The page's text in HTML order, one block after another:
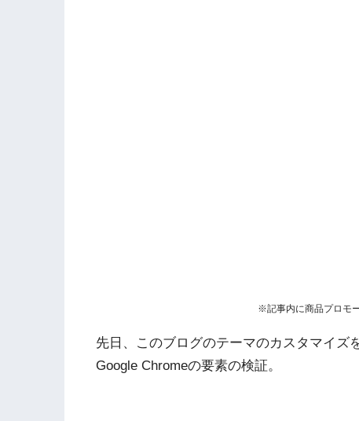
※記事内に商品プロモ
先日、このブログのテーマのカスタマイズ
Google Chromeの要素の検証。